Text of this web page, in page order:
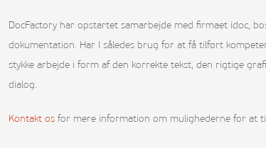
DocFactory har opstartet samarbejde med firmaet idoc,
dokumentation. Har I således brug for at få tilført
stykke arbejde i form af den korrekte tekst, den rigtige
dialog.
Kontakt osfor mere information om mulighederne for at